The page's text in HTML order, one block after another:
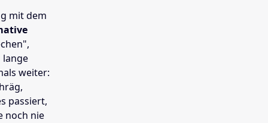
mit dem
lange
weiter:
passiert,
noch nie